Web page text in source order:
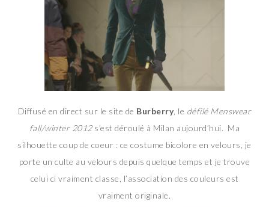
Diffusé en direct sur le site de Burberry, le défilé Menswear
fall/winter 2012s’est déroulé à Milan aujourd’hui. Ma
silhouette coup de coeur : ce costume bicolore en velours, je
porte un culte au velours depuis quelque temps et je trouve
celui ci vraiment classe, l’association des couleurs est
vraiment originale.